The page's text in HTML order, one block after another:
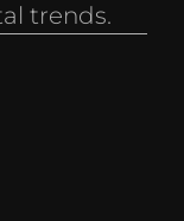
trends.